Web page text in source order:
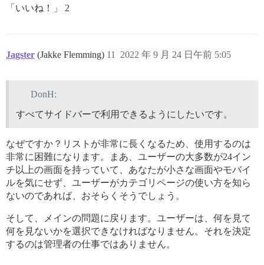
「いいね！」 2
Jagster (Jakke Flemming) 2022 年 9 月 24 日午前 5:05
11
DonH:
すべてサイドバーで利用できるようにしたいです。
なぜですか？リストが非常に長くなるため、使用するのは
非常に困難になります。まあ、ユーザーの大多数が24イン
チ以上の画面を持っていて、あなたが小さな画面やモバイ
ルを気にせず、ユーザーがカテゴリページの使い方を知ら
ないのであれば、おそらくそうでしょう。
そして、メインの問題に戻ります。ユーザーは、何を見て
何を見ないかを選択できなければなりません。それを決定
するのは管理者の仕事ではありません。